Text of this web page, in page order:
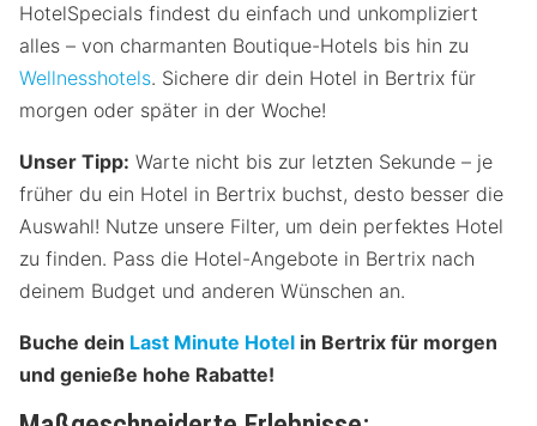
HotelSpecials findest du einfach und unkompliziert
alles – von charmanten Boutique-Hotels bis hin zu
Wellnesshotels. Sichere dir dein Hotel in Bertrix für
morgen oder später in der Woche!
Unser Tipp: Warte nicht bis zur letzten Sekunde – je
früher du ein Hotel in Bertrix buchst, desto besser die
Auswahl! Nutze unsere Filter, um dein perfektes Hotel
zu finden. Pass die Hotel-Angebote in Bertrix nach
deinem Budget und anderen Wünschen an.
Buche dein Last Minute Hotel in Bertrix für morgen
und genieße hohe Rabatte!